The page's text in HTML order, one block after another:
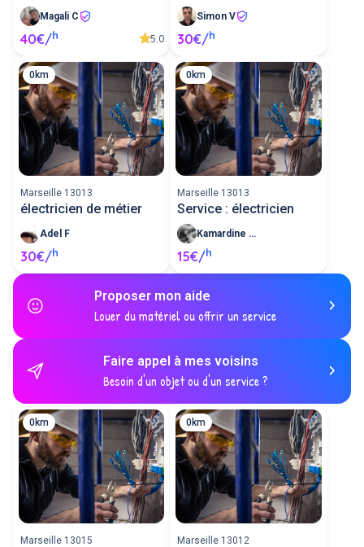
Magali C
40€/h 5.0
Simon V
30€/h
0km
Marseille 13013
électricien de métier
Adel F
30€/h
0km
Marseille 13013
Service : électricien
Kamardine M
15€/h
Proposer mon aide
Louer du matériel ou offrir un service
Faire appel à mes voisins
Besoin d'un objet ou d'un service ?
0km
Marseille 13015
0km
Marseille 13012